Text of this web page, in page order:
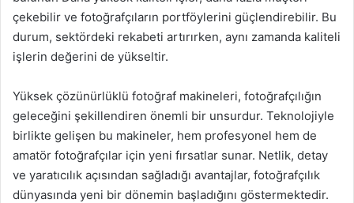
çekebilir ve fotoğrafçıların portföylerini güçlendirebilir. Bu
durum, sektördeki rekabeti artırırken, aynı zamanda kaliteli
işlerin değerini de yükseltir.
Yüksek çözünürlüklü fotoğraf makineleri, fotoğrafçılığın
geleceğini şekillendiren önemli bir unsurdur. Teknolojiyle
birlikte gelişen bu makineler, hem profesyonel hem de
amatör fotoğrafçılar için yeni fırsatlar sunar. Netlik, detay
ve yaratıcılık açısından sağladığı avantajlar, fotoğrafçılık
dünyasında yeni bir dönemin başladığını göstermektedir.